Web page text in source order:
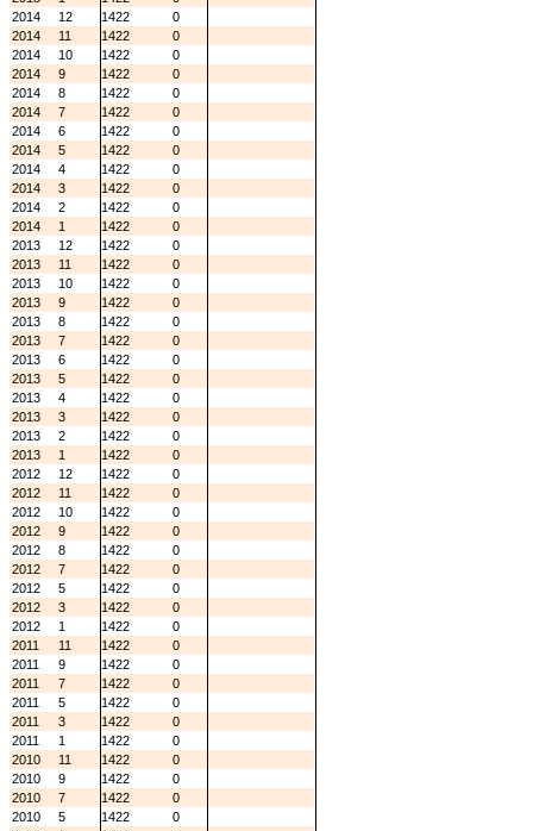
2014
12 1422
0
2014
11 1422
0
2014
10 1422
0
2014
9 1422
0
2014
8 1422
0
2014
7 1422
0
2014
6 1422
0
2014
5 1422
0
2014
4 1422
0
2014
3 1422
0
2014
2 1422
0
2014
1 1422
0
2013
12 1422
0
2013
11 1422
0
2013
10 1422
0
2013
9 1422
0
2013
8 1422
0
2013
7 1422
0
2013
6 1422
0
2013
5 1422
0
2013
4 1422
0
2013
3 1422
0
2013
2 1422
0
2013
1 1422
0
2012
12 1422
0
2012
11 1422
0
2012
10 1422
0
2012
9 1422
0
2012
8 1422
0
2012
7 1422
0
2012
5 1422
0
2012
3 1422
0
2012
1 1422
0
2011
11 1422
0
2011
9 1422
0
2011
7 1422
0
2011
5 1422
0
2011
3 1422
0
2011
1 1422
0
2010
11 1422
0
2010
9 1422
0
2010
7 1422
0
2010
5 1422
0